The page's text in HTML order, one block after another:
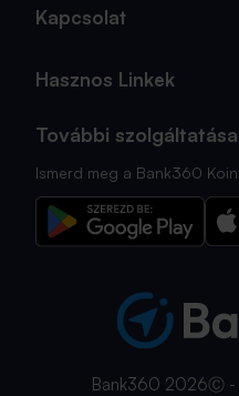
Kapcsolat
Hasznos Linkek
További
Ismerd meg a Bank360
Bank360 2026Ⓒ -